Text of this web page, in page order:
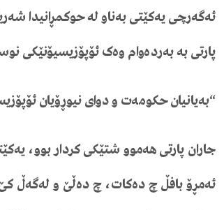
ئەگەرچی یەکێتی بەناولەحوکمڕانیدا
پارتی بە بەردەوام وەک ئۆپۆزیسیۆنێکی
“بەیانیانحکومەت ودوای نیوڕۆیان
جاران پارتی هەموو شتێکیکرداربوو،
ئەمڕۆ بافڵ چ دەکات، چ دەڵێ و لەگەڵ